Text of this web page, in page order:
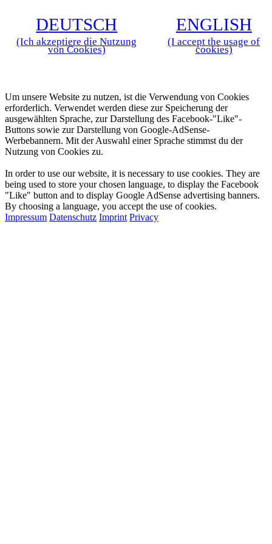
DEUTSCH
(Ich akzeptiere die Nutzung
von Cookies)
ENGLISH
(I accept the usage of
cookies)
Um unsere Website zu nutzen, ist die Verwendung von Cookies
erforderlich. Verwendet werden diese zur Speicherung der
ausgewählten Sprache, zur Darstellung des Facebook-"Like"-
Buttons sowie zur Darstellung von Google-AdSense-
Werbebannern. Mit der Auswahl einer Sprache stimmst du der
Nutzung von Cookies zu.
In order to use our website, it is necessary to use cookies. They are
being used to store your chosen language, to display the Facebook
"Like" button and to display Google AdSense advertising banners.
By choosing a language, you accept the use of cookies.
Impressum Datenschutz Imprint Privacy